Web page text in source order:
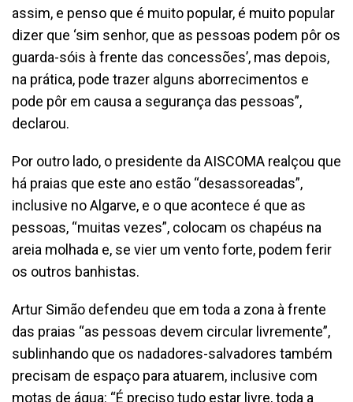
assim, e penso que é muito popular, é muito popular
dizer que ‘sim senhor, que as pessoas podem pôr os
guarda-sóis à frente das concessões’, mas depois,
na prática, pode trazer alguns aborrecimentos e
pode pôr em causa a segurança das pessoas”,
declarou.
Por outro lado, o presidente da AISCOMA realçou que
há praias que este ano estão “desassoreadas”,
inclusive no Algarve, e o que acontece é que as
pessoas, “muitas vezes”, colocam os chapéus na
areia molhada e, se vier um vento forte, podem ferir
os outros banhistas.
Artur Simão defendeu que em toda a zona à frente
das praias “as pessoas devem circular livremente”,
sublinhando que os nadadores-salvadores também
precisam de espaço para atuarem, inclusive com
motas de água: “É preciso tudo estar livre, toda a